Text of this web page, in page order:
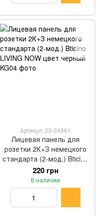
Артикул: 23-24861
Лицевая панель для
розетки 2К+З немецкого
стандарта (2-мод.) Bticino
LIVING NOW цвет черный
KG04
220 грн
В наличии